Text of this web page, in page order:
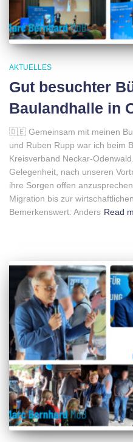
AKTUELLES
Gut besuchter
Baulandhalle in
🇩🇪 Gemeinsam mit meinen
und Ruben Rupp war ich beim
Kreisverband Neckar-
Gelegenheit, nach unseren
ihre Sorgen offen
Migration bis zur
Bemerkenswert: Anders Read